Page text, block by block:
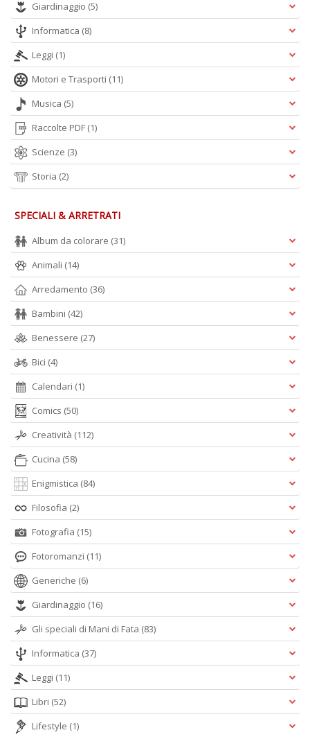
Giardinaggio (5)
Informatica (8)
Leggi (1)
Motori e Trasporti (11)
Musica (5)
Raccolte PDF (1)
Scienze (3)
Storia (2)
SPECIALI & ARRETRATI
Album da colorare (31)
Animali (14)
Arredamento (36)
Bambini (42)
Benessere (27)
Bici (4)
Calendari (1)
Comics (50)
Creatività (112)
Cucina (58)
Enigmistica (84)
Filosofia (2)
Fotografia (15)
Fotoromanzi (11)
Generiche (6)
Giardinaggio (16)
Gli speciali di Mani di Fata (83)
Informatica (37)
Leggi (11)
Libri (52)
Lifestyle (1)